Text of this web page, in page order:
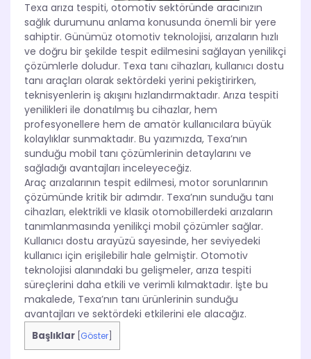
Texa arıza tespiti, otomotiv sektöründe aracınızın
sağlık durumunu anlama konusunda önemli bir yere
sahiptir. Günümüz otomotiv teknolojisi, arızaların hızlı
ve doğru bir şekilde tespit edilmesini sağlayan yenilikçi
çözümlerle doludur. Texa tanı cihazları, kullanıcı dostu
tanı araçları olarak sektördeki yerini pekiştirirken,
teknisyenlerin iş akışını hızlandırmaktadır. Arıza tespiti
yenilikleri ile donatılmış bu cihazlar, hem
profesyonellere hem de amatör kullanıcılara büyük
kolaylıklar sunmaktadır. Bu yazımızda, Texa’nın
sunduğu mobil tanı çözümlerinin detaylarını ve
sağladığı avantajları inceleyeceğiz.
Araç arızalarının tespit edilmesi, motor sorunlarının
çözümünde kritik bir adımdır. Texa’nın sunduğu tanı
cihazları, elektrikli ve klasik otomobillerdeki arızaların
tanımlanmasında yenilikçi mobil çözümler sağlar.
Kullanıcı dostu arayüzü sayesinde, her seviyedeki
kullanıcı için erişilebilir hale gelmiştir. Otomotiv
teknolojisi alanındaki bu gelişmeler, arıza tespiti
süreçlerini daha etkili ve verimli kılmaktadır. İşte bu
makalede, Texa’nın tanı ürünlerinin sunduğu
avantajları ve sektördeki etkilerini ele alacağız.
Başlıklar Göster